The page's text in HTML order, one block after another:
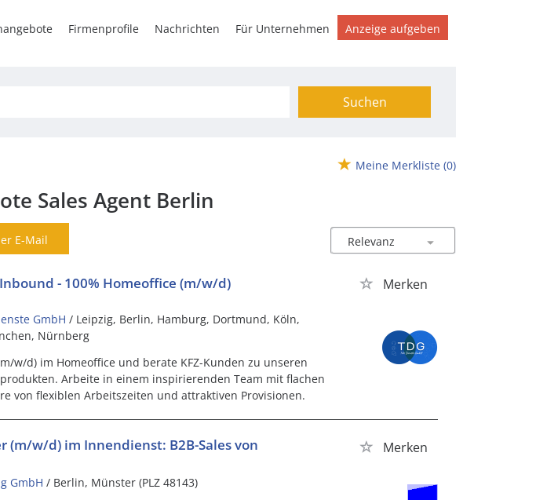
Firmenprofile Nachrichten Für Unternehmen Anzeige aufgeben
Suchen
Meine Merkliste (0)
Sales Agent Berlin
E-Mail
- 100% Homeoffice (m/w/d) Merken
GmbH / Leipzig, Berlin, Hamburg, Dortmund, Köln,
Nürnberg
w/d) im Homeoffice und berate KFZ-Kunden zu unseren
Arbeite in einem inspirierenden Team mit flachen
von flexiblen Arbeitszeiten und attraktiven Provisionen.
w/d) im Innendienst: B2B-Sales von Merken
GmbH / Berlin, Münster (PLZ 48143)